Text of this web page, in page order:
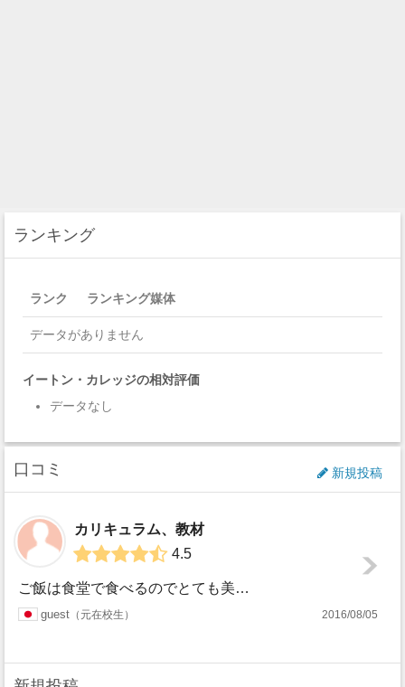
ランキング
ランク ランキング媒体
データがありません
イートン・カレッジの相対評価
データなし
口コミ 新規投稿
カリキュラム、教材
4.5
ご飯は食堂で食べるのでとても美味しいとは言えませんが寮や校舎やその他の施設は他の学校と比べてもとても整っています。スタッフもとてもフレンドリーです。いろい...
guest 元在校生 2016/08/05